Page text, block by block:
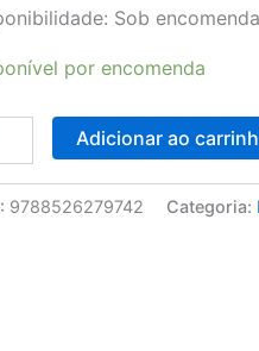
Sob encomenda
por encomenda
Adicionar ao
9788526279742 Categoria: